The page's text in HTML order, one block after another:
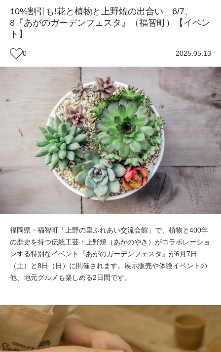
10%割引も!花と植物と上野焼の出合い 6/7、
8『あがのガーデンフェスタ』（福智町）【イベン
ト】
0 2025.05.13
福岡県・福智町「上野の里ふれあい交流会館」で、植物と400年
の歴史を持つ伝統工芸・上野焼（あがのやき）がコラボレーショ
ンする特別なイベント『あがのガーデンフェスタ』が6月7日
（土）と8日（日）に開催されます。展示販売や体験イベントの
他、地元グルメも楽しめる2日間です。